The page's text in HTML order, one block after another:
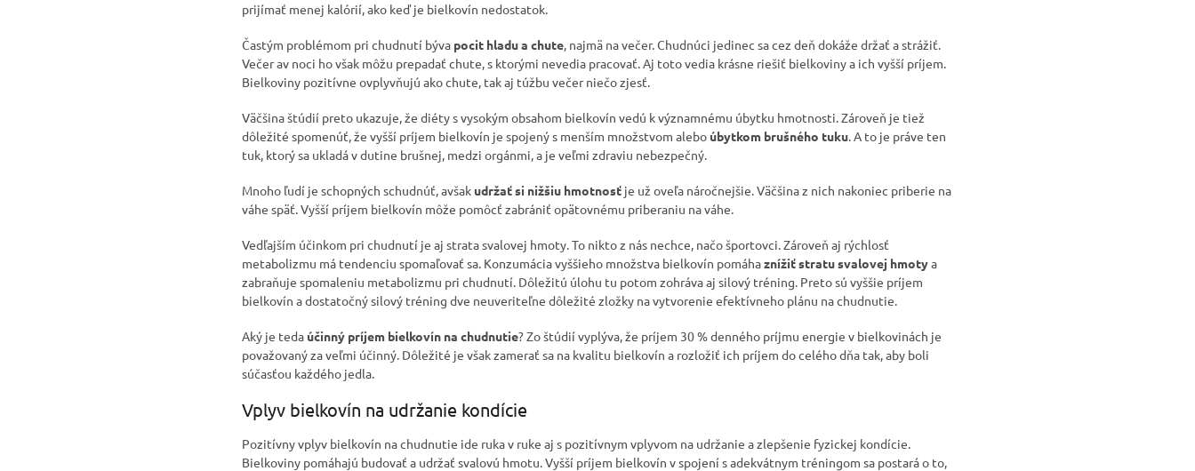
prijímať menej kalórií, ako keď je bielkovín nedostatok.
Častým problémom pri chudnutí býva pocit hladu a chute, najmä na večer. Chudnúci jedinec sa cez deň dokáže držať a strážiť.
Večer av noci ho však môžu prepadať chute, s ktorými nevedia pracovať. Aj toto vedia krásne riešiť bielkoviny a ich vyšší príjem.
Bielkoviny pozitívne ovplyvňujú ako chute, tak aj túžbu večer niečo zjesť.
Väčšina štúdií preto ukazuje, že diéty s vysokým obsahom bielkovín vedú k významnému úbytku hmotnosti. Zároveň je tiež
dôležité spomenúť, že vyšší príjem bielkovín je spojený s menším množstvom alebo úbytkom brušného tuku. A to je práve ten
tuk, ktorý sa ukladá v dutine brušnej, medzi orgánmi, a je veľmi zdraviu nebezpečný.
Mnoho ľudí je schopných schudnúť, avšak udržať si nižšiu hmotnosť je už oveľa náročnejšie. Väčšina z nich nakoniec priberie na
váhe späť. Vyšší príjem bielkovín môže pomôcť zabrániť opätovnému priberaniu na váhe.
Vedľajším účinkom pri chudnutí je aj strata svalovej hmoty. To nikto z nás nechce, načo športovci. Zároveň aj rýchlosť
metabolizmu má tendenciu spomaľovať sa. Konzumácia vyššieho množstva bielkovín pomáhaznížiť stratu svalovej hmotya
zabraňuje spomaleniu metabolizmu pri chudnutí. Dôležitú úlohu tu potom zohráva aj silový tréning. Preto sú vyššie príjem
bielkovín a dostatočný silový tréning dve neuveriteľne dôležité zložky na vytvorenie efektívneho plánu na chudnutie.
Aký je teda účinný príjem bielkovín na chudnutie? Zo štúdií vyplýva, že príjem 30 % denného príjmu energie v bielkovinách je
považovaný za veľmi účinný. Dôležité je však zamerať sa na kvalitu bielkovín a rozložiť ich príjem do celého dňa tak, aby boli
súčasťou každého jedla.
Vplyv bielkovín na udržanie kondície
Pozitívny vplyv bielkovín na chudnutie ide ruka v ruke aj s pozitívnym vplyvom na udržanie a zlepšenie fyzickej kondície.
Bielkoviny pomáhajú budovať a udržať svalovú hmotu. Vyšší príjem bielkovín v spojení s adekvátnym tréningom sa postará o to,